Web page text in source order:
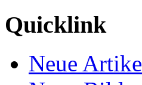
Quicklink
Neue